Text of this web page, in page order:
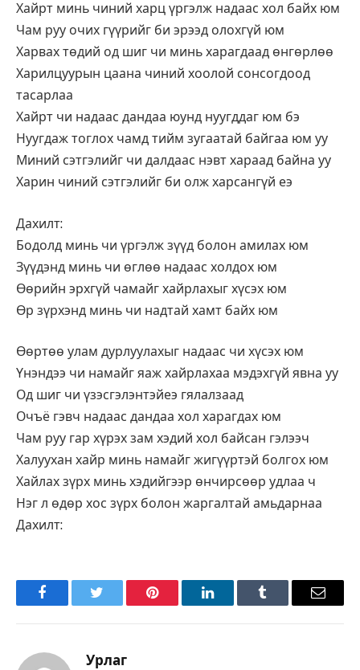
Хайрт минь чиний харц үргэлж надаас хол байх юм
Чам руу очих гүүрийг би эрээд олохгүй юм
Харвах төдий од шиг чи минь харагдаад өнгөрлөө
Харилцуурын цаана чиний хоолой сонсогдоод
тасарлаа
Хайрт чи надаас дандаа юунд нуугддаг юм бэ
Нуугдаж тоглох чамд тийм зугаатай байгаа юм уу
Миний сэтгэлийг чи далдаас нэвт хараад байна уу
Харин чиний сэтгэлийг би олж харсангүй еэ
Дахилт:
Бодолд минь чи үргэлж зүүд болон амилах юм
Зүүдэнд минь чи өглөө надаас холдох юм
Өөрийн эрхгүй чамайг хайрлахыг хүсэх юм
Өр зүрхэнд минь чи надтай хамт байх юм
Өөртөө улам дурлуулахыг надаас чи хүсэх юм
Үнэндээ чи намайг яаж хайрлахаа мэдэхгүй явна уу
Од шиг чи үзэсгэлэнтэйеэ гялалзаад
Очъё гэвч надаас дандаа хол харагдах юм
Чам руу гар хүрэх зам хэдий хол байсан гэлээч
Халуухан хайр минь намайг жигүүртэй болгох юм
Хайлах зүрх минь хэдийгээр өнчирсөөр удлаа ч
Нэг л өдөр хос зүрх болон жаргалтай амьдарнаа
Дахилт:
FacebookTwitter Pinterest LinkedInTumblr Имэйл
Урлаг